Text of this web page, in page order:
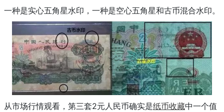
一种是实心五角星水印，一种是空心五角星和古币混合水印。
从市场行情观看，第三套2元人民币确实是纸币收藏中一个值